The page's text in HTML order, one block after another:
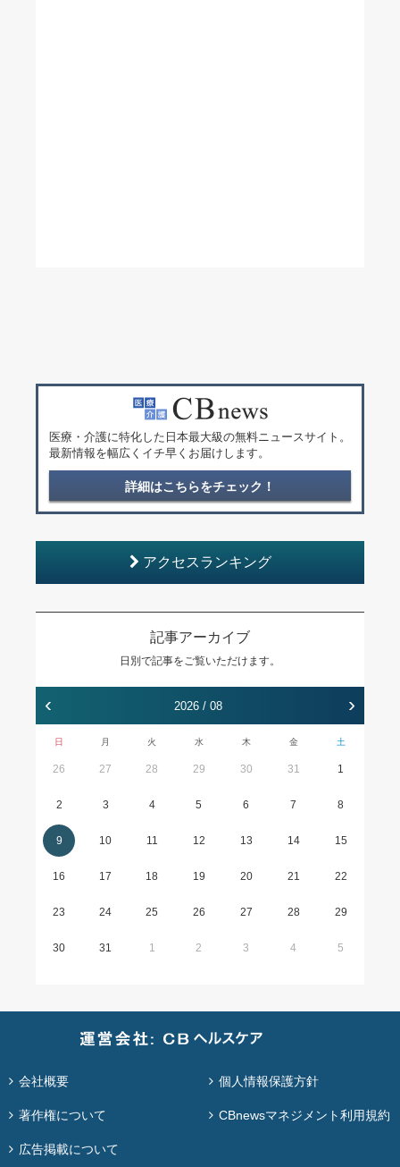
医療・介護に特化した日本最大級の無料ニュースサイト。
最新情報を幅広くイチ早くお届けします。
詳細はこちらをチェック！
アクセスランキング
記事アーカイブ
日別で記事をご覧いただけます。
‹ 2026 / 08 ›
日 月 火 水 木 金 土
26 27 28 29 30 31 1
2 3 4 5 6 7 8
9 10 11 12 13 14 15
16 17 18 19 20 21 22
23 24 25 26 27 28 29
30 31 1 2 3 4 5
会社概要 個人情報保護方針
著作権について CBnewsマネジメント利用規約
広告掲載について